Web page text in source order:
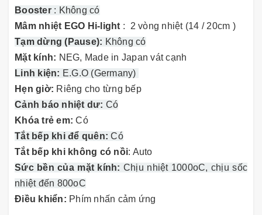
Booster : Không có
Mâm nhiệt EGO Hi-light : 2 vòng nhiệt (14 / 20cm )
Tạm dừng (Pause): Không có
Mặt kính: NEG, Made in Japan vát cạnh
Linh kiện: E.G.O (Germany)
Hẹn giờ: Riêng cho từng bếp
Cảnh báo nhiệt dư: Có
Khóa trẻ em:Có
Tắt bếp khi để quên:Có
Tắt bếp khi không có nồi: Auto
Sức bền của mặt kính: Chịu nhiệt 1000oC, chịu sốc
nhiệt đến 800oC
Điều khiển: Phím nhấn cảm ứng